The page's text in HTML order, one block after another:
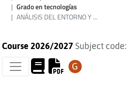
Grado en tecnologías
ANÁLISIS DEL ENTORNO Y ...
(PLAN
Course 2026/2027 Subject